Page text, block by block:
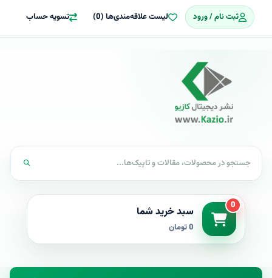
ثبت نام / ورود لیست علاقه‌مندی‌ها (0) تسویه حساب
0 سبد خرید شما
0 تومان